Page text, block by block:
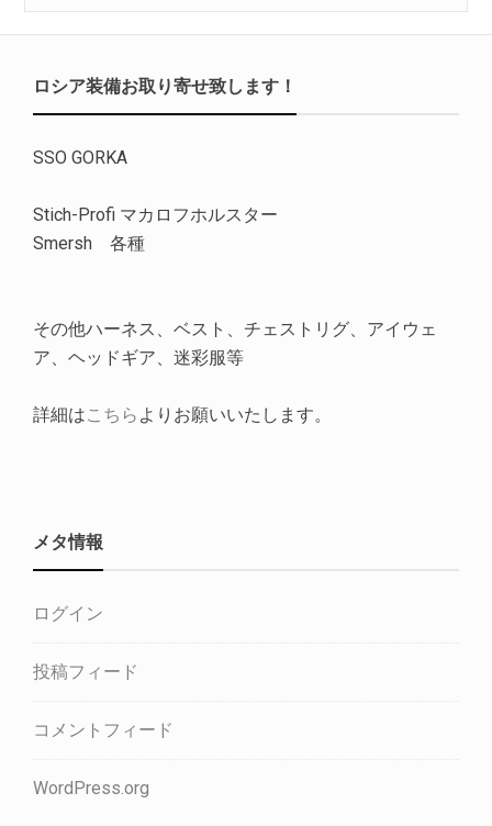
ロシア装備お取り寄せ致します！
SSO GORKA
Stich-Profi マカロフホルスター
Smersh 各種
その他ハーネス、ベスト、チェストリグ、アイウェ
ア、ヘッドギア、迷彩服等
詳細はこちら よりお願いいたします。
メタ情報
ログイン
投稿フィード
コメントフィード
WordPress.org